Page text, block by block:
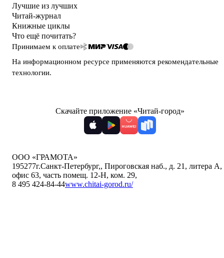
Лучшие из лучших
Читай-журнал
Книжные циклы
Что ещё почитать?
Принимаем к оплате
На информационном ресурсе применяются рекомендательные
технологии.
Скачайте приложение «Читай-город»
ООО «ГРАМОТА»
195277г.Санкт-Петербург,, Пироговская наб., д. 21, литера А,
офис 63, часть помещ. 12-Н, ком. 29,
8 495 424-84-44www.chitai-gorod.ru/